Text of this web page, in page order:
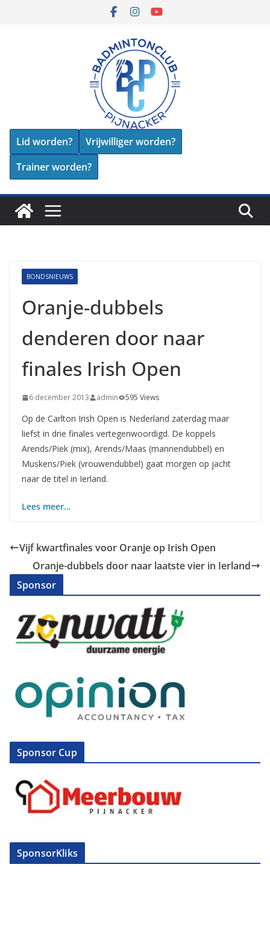
Lid worden?
Vrijwilliger worden?
Trainer worden?
BONDSNIEUWS
Oranje-dubbels
denderen door naar
finales Irish Open
6 december 2013 admin 595 Views
Op de Carlton Irish Open is Nederland zaterdag maar
liefst in drie finales vertegenwoordigd. De koppels
Arends/Piek (mix), Arends/Maas (mannendubbel) en
Muskens/Piek (vrouwendubbel) gaat morgen op jacht
naar de titel in Ierland.
Lees meer…
Vijf kwartfinales voor Oranje op Irish Open
Oranje-dubbels door naar laatste vier in Ierland
Sponsor
Sponsor Cup
SponsorKliks